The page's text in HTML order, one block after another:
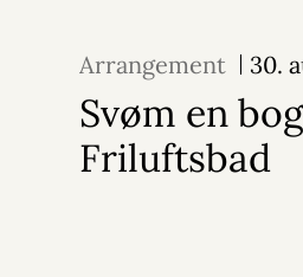
Arrangement 30.
Svøm en
Friluftsbad